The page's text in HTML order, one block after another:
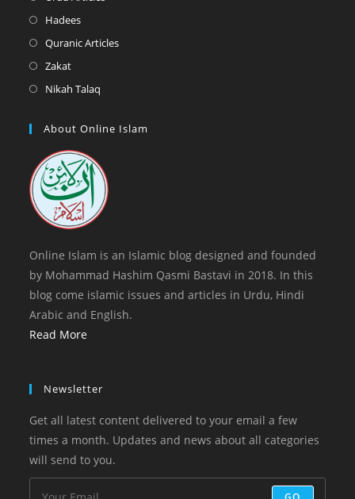
tab
tab
tab
HadeesOpens
in
tab
Quranic ArticlesOpens
ZakatOpens
in
new
Nikah Talaq
a
tab
About Online Islam
Online Islam is an Islamic blog designed and founded
by Mohammad Hashim Qasmi Bastavi in 2018. In this
blog come islamic issues and articles in Urdu, Hindi
Arabic and English.
Read More
Newsletter
Get all latest content delivered to your email a few
times a month. Updates and news about all categories
will send to you.